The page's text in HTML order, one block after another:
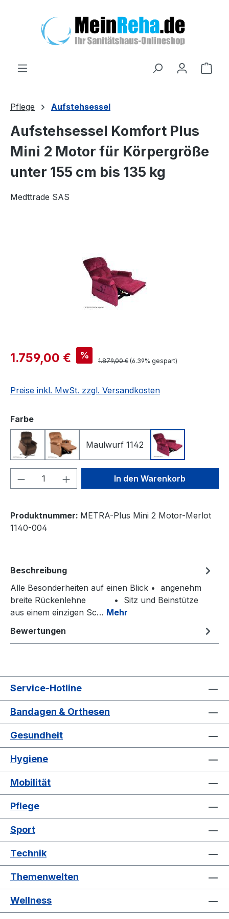
Pflege Aufstehsessel
Aufstehsessel Komfort Plus
Mini 2 Motor für Körpergröße
unter 155 cm bis 135 kg
Medttrade SAS
1.759,00 € %
1.879,00 € (6.39% gespart)
Preise inkl. MwSt. zzgl. Versandkosten
Farbeauswählen
Braun 1143Kognak 1149
Maulwurf 1142
Merlot 1140
Produkt Anzahl: Gib denIn den Warenkorb
Produktnummer: METRA-Plus Mini 2 Motor-Merlot
1140-004
Beschreibung
Alle Besonderheiten auf einen Blick • angenehm
breite Rückenlehne • Sitz und Beinstütze
aus einem einzigen Sc… Mehr
Bewertungen
Service-Hotline
Bandagen & Orthesen
Gesundheit
Hygiene
Mobilität
Pflege
Sport
Technik
Themenwelten
Wellness